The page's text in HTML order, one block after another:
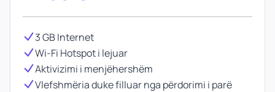
3 GB Internet
Wi-Fi Hotspot i lejuar
Aktivizimi i menjëhershëm
Vlefshmëria duke filluar nga përdorimi i parë